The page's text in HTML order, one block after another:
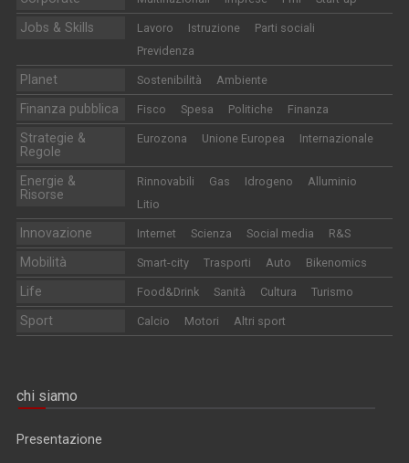
Jobs & Skills Lavoro Istruzione
Parti sociali
Previdenza
Planet Sostenibilità Ambiente
Finanza pubblica Fisco Spesa Politiche Finanza
Strategie &
Regole
Eurozona Unione Europea Internazionale
Energie &
Risorse
Rinnovabili Gas Idrogeno
Alluminio
Litio
Innovazione Internet Scienza Social media R&S
Mobilità Smart-city Trasporti Auto Bikenomics
Life Food&Drink Sanità Cultura Turismo
Sport Calcio Motori Altri sport
chi siamo
Presentazione